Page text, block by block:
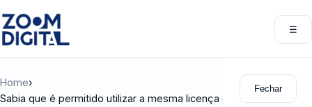
☰
Fechar
Home›
Sabia que é permitido utilizar a mesma licença do MS Office no